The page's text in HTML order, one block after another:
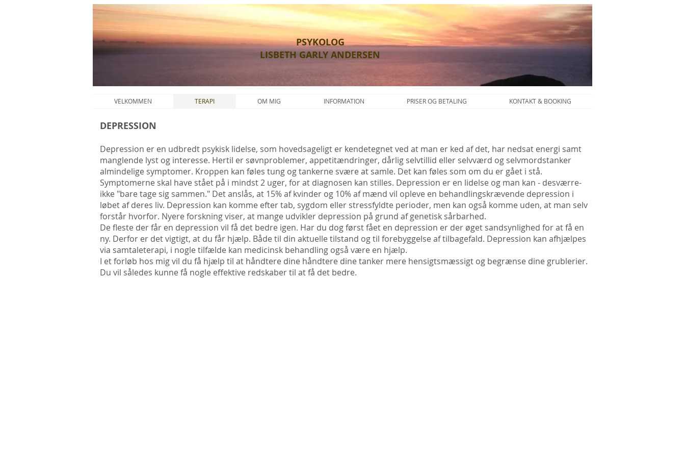
PSYKOLOG
LISBETH GARLY ANDERSEN
VELKOMMEN TERAPI OM MIG INFORMATION PRISER OG BETALING KONTAKT & BOOKING
DEPRESSION
Depression er en udbredt psykisk lidelse, som hovedsageligt er kendetegnet ved at man er ked af det, har nedsat energi samt
manglende lyst og interesse. Hertil er søvnproblemer, appetitændringer, dårlig selvtillid eller selvværd og selvmordstanker
almindelige symptomer. Kroppen kan føles tung og tankerne svære at samle. Det kan føles som om du er gået i stå.
Symptomerne skal have stået på i mindst 2 uger, for at diagnosen kan stilles. Depression er en lidelse og man kan - desværre-
ikke "bare tage sig sammen." Det anslås, at 15% af kvinder og 10% af mænd vil opleve en behandlingskrævende depression i
løbet af deres liv. Depression kan komme efter tab, sygdom eller stressfyldte perioder, men kan også komme uden, at man selv
forstår hvorfor. Nyere forskning viser, at mange udvikler depression på grund af genetisk sårbarhed.
De fleste der får en depression vil få det bedre igen. Har du dog først fået en depression er der øget sandsynlighed for at få en
ny. Derfor er det vigtigt, at du får hjælp. Både til din aktuelle tilstand og til forebyggelse af tilbagefald. Depression kan afhjælpes
via samtaleterapi, i nogle tilfælde kan medicinsk behandling også være en hjælp.
I et forløb hos mig vil du få hjælp til at håndtere dine håndtere dine tanker mere hensigtsmæssigt og begrænse dine grublerier.
Du vil således kunne få nogle effektive redskaber til at få det bedre.